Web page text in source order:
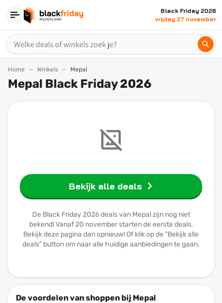
Black Friday 2026
vrijdag 27 november
Home Winkels Mepal
Mepal Black Friday 2026
Bekijk alle deals
De Black Friday 2026 deals van Mepal zijn nog niet
bekend! Vanaf 20 november starten de eerste deals.
Bekijk deze pagina dan opnieuw! Of klik op de "Bekijk alle
deals" button om naar alle huidige aanbiedingen te gaan.
De voordelen van shoppen bij Mepal